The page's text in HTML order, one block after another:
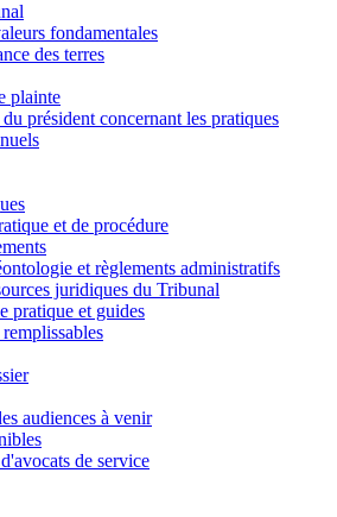
fondamentales
des terres
plainte
président concernant les pratiques
et de procédure
et règlements administratifs
juridiques du Tribunal
pratique et guides
audiences à venir
de service